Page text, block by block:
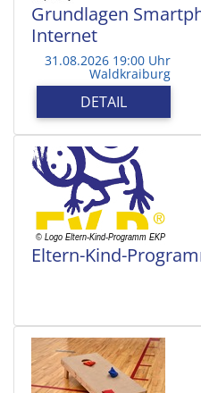
Grundlagen
Internet
31.08.2026 19:00 Uhr
Waldkraiburg
DETAIL
Eltern-Kind-